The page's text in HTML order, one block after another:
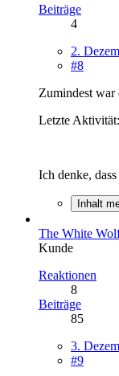
Beiträge
4
2.
#8
Zumindest war
Letzte
Ich denke,
Inhalt
The White
Kunde
Reaktionen
8
Beiträge
85
3.
#9